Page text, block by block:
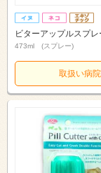
ビターアップルスプレ
473ml (スプレー)
取扱い病院